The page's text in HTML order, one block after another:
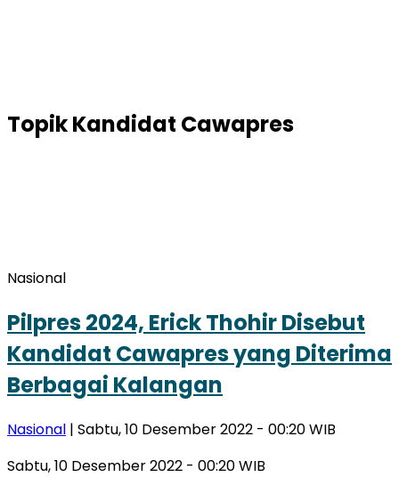
TopikKandidat Cawapres
Nasional
Pilpres 2024, Erick Thohir Disebut
Kandidat Cawapres yang Diterima
Berbagai Kalangan
Nasional | Sabtu, 10 Desember 2022 - 00:20 WIB
Sabtu, 10 Desember 2022 - 00:20 WIB